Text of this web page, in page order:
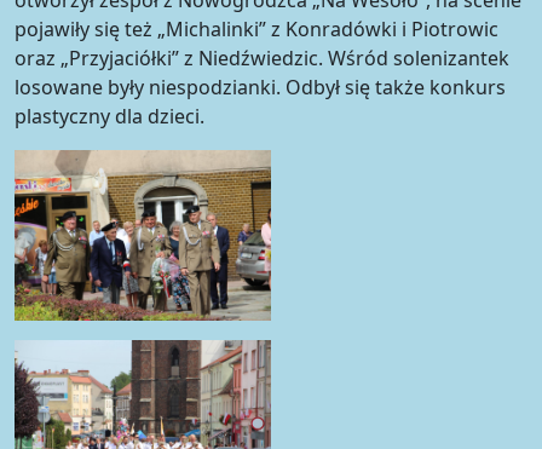
pojawiły się też „Michalinki” z Konradówki i Piotrowic
oraz „Przyjaciółki” z Niedźwiedzic. Wśród solenizantek
losowane były niespodzianki. Odbył się także konkurs
plastyczny dla dzieci.